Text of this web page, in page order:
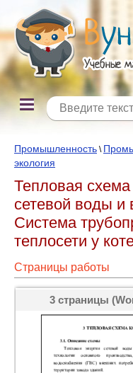
Промышленность \
экология
Тепловая схема
сетевой воды и
Система
теплосети у
Страницы работы
3 страницы